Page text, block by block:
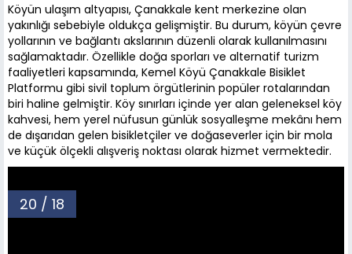
Köyün ulaşım altyapısı, Çanakkale kent merkezine olan
yakınlığı sebebiyle oldukça gelişmiştir. Bu durum, köyün çevre
yollarının ve bağlantı akslarının düzenli olarak kullanılmasını
sağlamaktadır. Özellikle doğa sporları ve alternatif turizm
faaliyetleri kapsamında, Kemel Köyü Çanakkale Bisiklet
Platformu gibi sivil toplum örgütlerinin popüler rotalarından
biri haline gelmiştir. Köy sınırları içinde yer alan geleneksel köy
kahvesi, hem yerel nüfusun günlük sosyalleşme mekânı hem
de dışarıdan gelen bisikletçiler ve doğaseverler için bir mola
ve küçük ölçekli alışveriş noktası olarak hizmet vermektedir.
20 / 18